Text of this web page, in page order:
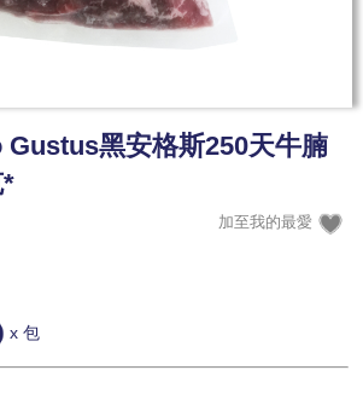
Gustus黑安格斯250天牛腩
x 包